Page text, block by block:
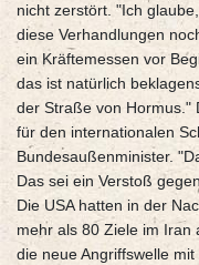
nicht zerstört. "Ich
diese Verhandlungen
ein Kräftemessen vor
das ist natürlich
der Straße von Hormus."
für den internationalen
Bundesaußenminister.
Das sei ein Verstoß
Die USA hatten in der
mehr als 80 Ziele im Iran
die neue Angriffswelle